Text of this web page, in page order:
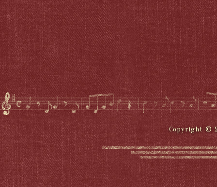
Copyright ©